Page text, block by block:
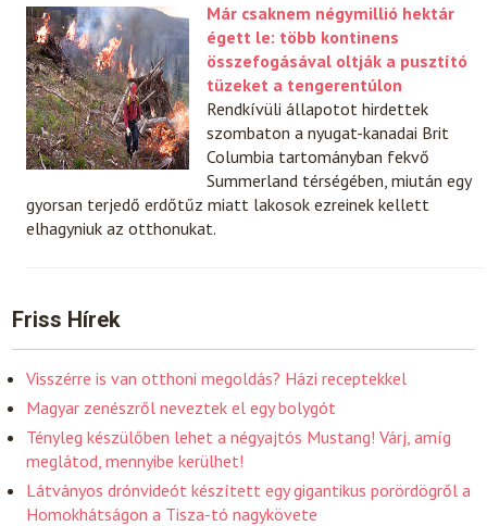
Már csaknem négymillió hektár
égett le: több kontinens
összefogásával oltják a pusztító
tüzeket a tengerentúlon
Rendkívüli állapotot hirdettek
szombaton a nyugat-kanadai Brit
Columbia tartományban fekvő
Summerland térségében, miután egy
gyorsan terjedő erdőtűz miatt lakosok ezreinek kellett
elhagyniuk az otthonukat.
Friss Hírek
Visszérre is van otthoni megoldás? Házi receptekkel
Magyar zenészről neveztek el egy bolygót
Tényleg készülőben lehet a négyajtós Mustang! Várj, amíg
meglátod, mennyibe kerülhet!
Látványos drónvideót készített egy gigantikus porördögről a
Homokhátságon a Tisza-tó nagykövete